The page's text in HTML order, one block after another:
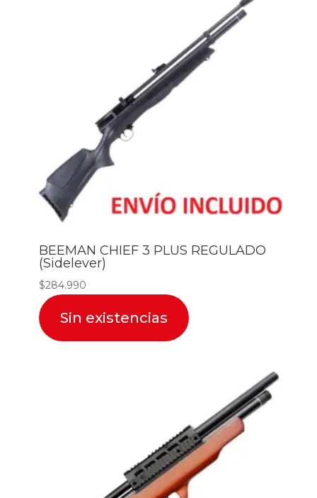
BEEMAN CHIEF 3 PLUS REGULADO
(Sidelever)
$284.990
Sin existencias